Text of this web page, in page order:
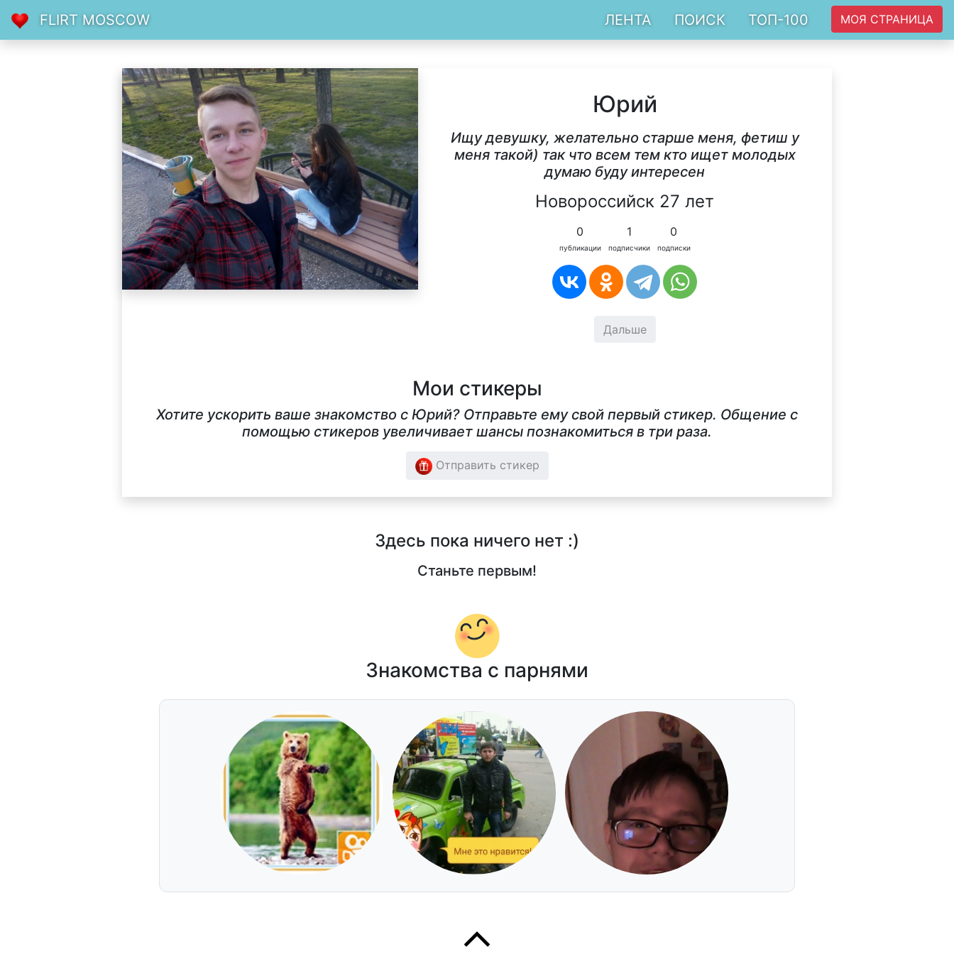
FLIRT MOSCOW ЛЕНТА ПОИСК ТОП-100 МОЯ СТРАНИЦА
Юрий
Ищу девушку, желательно старше меня, фетиш у
меня такой) так что всем тем кто ищет молодых
думаю буду интересен
Новороссийск 27 лет
0
публикации
1
подписчики
0
подписки
Дальше
Мои стикеры
Хотите ускорить ваше знакомство с Юрий? Отправьте ему свой первый стикер. Общение с
помощью стикеров увеличивает шансы познакомиться в три раза.
Отправить стикер
Здесь пока ничего нет :)
Станьте первым!
Знакомства с парнями